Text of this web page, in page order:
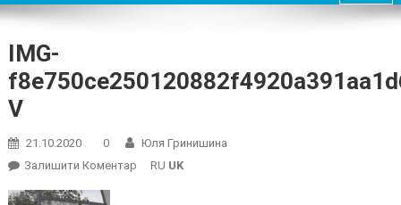
IMG-
V
21.10.2020 0
Юля Гринишина
Залишити КоментарOn RU UK